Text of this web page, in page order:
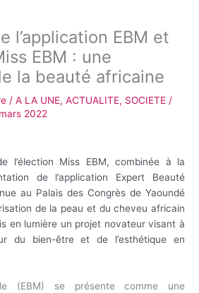
l’application EBM et
EBM : une
la beauté africaine
/ A LA UNE, ACTUALITE, SOCIETE /
2022
l’élection Miss EBM, combinée à la
de l’application Expert Beauté
au Palais des Congrès de Yaoundé
de la peau et du cheveu africain
en lumière un projet novateur visant à
du bien-être et de l’esthétique en
(EBM) se présente comme une